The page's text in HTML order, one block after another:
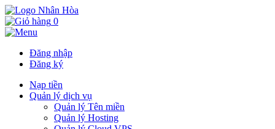
0
Đăng nhập
Đăng ký
Nạp tiền
Quản lý dịch vụ
Quản lý Tên miền
Quản lý Hosting